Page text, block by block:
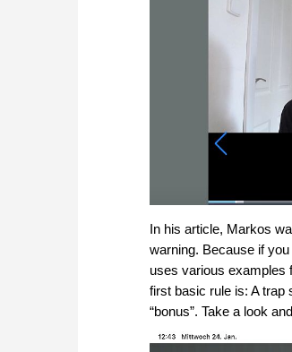
In his article, Markos
warning. Because if
uses various examples
first basic rule is: A trap
“bonus”. Take a look